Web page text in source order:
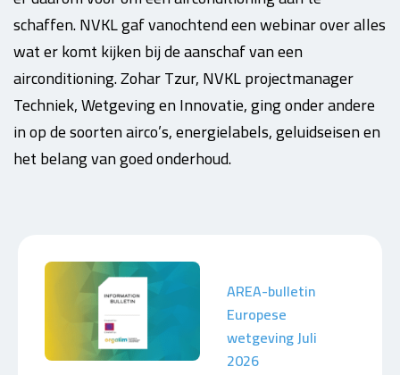
schaffen. NVKL gaf vanochtend een webinar over alles
wat er komt kijken bij de aanschaf van een
airconditioning. Zohar Tzur, NVKL projectmanager
Techniek, Wetgeving en Innovatie, ging onder andere
in op de soorten airco’s, energielabels, geluidseisen en
het belang van goed onderhoud.
AREA-bulletin
Europese
wetgeving Juli
2026